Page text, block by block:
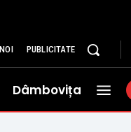
PUBLICITATE
Dâmbovița